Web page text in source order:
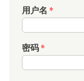
用户名 *
密码*